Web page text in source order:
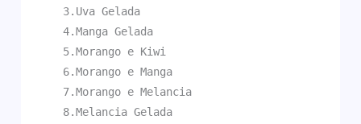
3.Uva Gelada
4.Manga Gelada
5.Morango e Kiwi
6.Morango e Manga
7.Morango e Melancia
8.Melancia Gelada